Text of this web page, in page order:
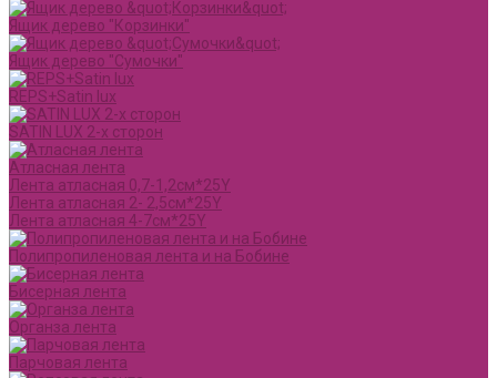
Ящик дерево "Корзинки"
Ящик дерево "Сумочки"
REPS+Satin lux
SATIN LUX 2-х сторон
Атласная лента
Лента атласная 0,7-1,2см*25Y
Лента атласная 2- 2,5см*25Y
Лента атласная 4-7см*25Y
Полипропиленовая лента и на Бобине
Бисерная лента
Органза лента
Парчовая лента